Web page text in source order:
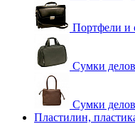
Портфели и
Сумки
Сумки
Пластилин,